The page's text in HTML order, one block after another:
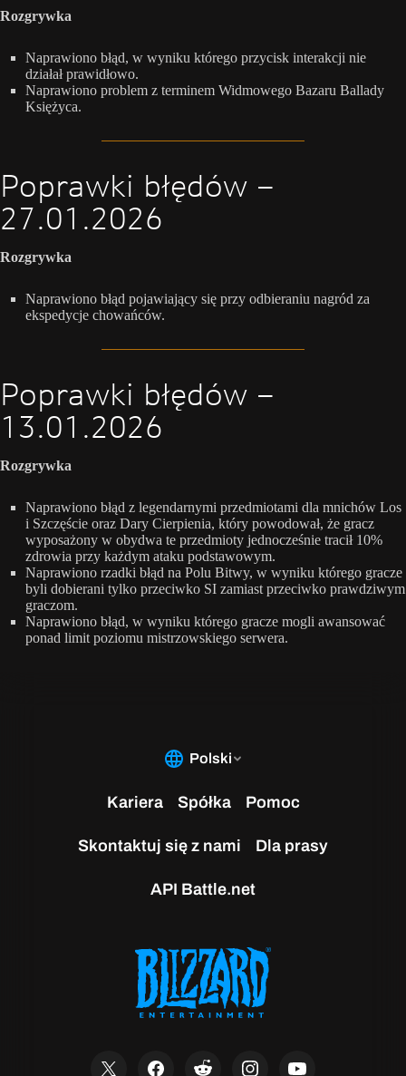
Rozgrywka
Naprawiono błąd, w wyniku którego przycisk interakcji nie
działał prawidłowo.
Naprawiono problem z terminem Widmowego Bazaru Ballady
Księżyca.
Poprawki błędów –
27.01.2026
Rozgrywka
Naprawiono błąd pojawiający się przy odbieraniu nagród za
ekspedycje chowańców.
Poprawki błędów –
13.01.2026
Rozgrywka
Naprawiono błąd z legendarnymi przedmiotami dla mnichów Los
i Szczęście oraz Dary Cierpienia, który powodował, że gracz
wyposażony w obydwa te przedmioty jednocześnie tracił 10%
zdrowia przy każdym ataku podstawowym.
Naprawiono rzadki błąd na Polu Bitwy, w wyniku którego gracze
byli dobierani tylko przeciwko SI zamiast przeciwko prawdziwym
graczom.
Naprawiono błąd, w wyniku którego gracze mogli awansować
ponad limit poziomu mistrzowskiego serwera.